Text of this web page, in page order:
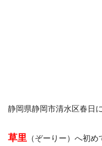
静岡県静岡市清水区春日
草里 （ぞーりー）へ初